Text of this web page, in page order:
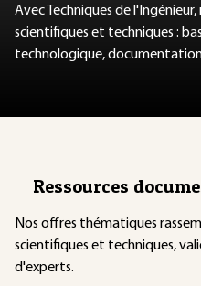
Avec Techniques de
scientifiques et techniques :
technologique,
Ressources
Nos offres thématiques
scientifiques et techniques,
d'experts.